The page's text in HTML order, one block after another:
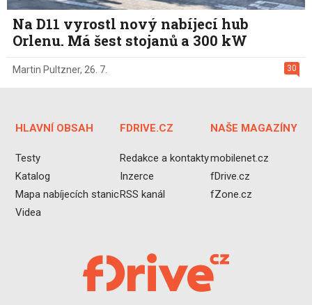
Na D11 vyrostl nový nabíjecí hub
Orlenu. Má šest stojanů a 300 kW
30
Martin Pultzner, 26. 7.
HLAVNÍ OBSAH
Testy
Katalog
Mapa nabíjecích stanic
Videa
FDRIVE.CZ
Redakce a kontakty
Inzerce
RSS kanál
NAŠE MAGAZÍNY
mobilenet.cz
fDrive.cz
fZone.cz